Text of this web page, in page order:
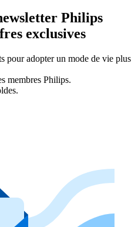
Philips
exclusives
pour adopter un mode de vie plus
membres Philips.